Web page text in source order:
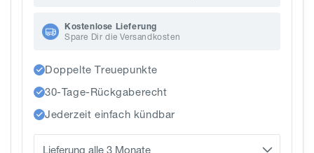
Kostenlose Lieferung
Spare Dir die Versandkosten
Doppelte Treuepunkte
30-Tage-Rückgaberecht
Jederzeit einfach kündbar